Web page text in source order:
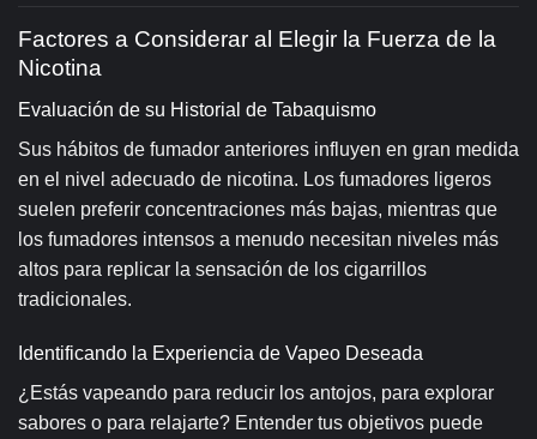
Factores a Considerar al Elegir la Fuerza de la
Nicotina
Evaluación de su Historial de Tabaquismo
Sus hábitos de fumador anteriores influyen en gran medida
en el nivel adecuado de nicotina. Los fumadores ligeros
suelen preferir concentraciones más bajas, mientras que
los fumadores intensos a menudo necesitan niveles más
altos para replicar la sensación de los cigarrillos
tradicionales.
Identificando la Experiencia de Vapeo Deseada
¿Estás vapeando para reducir los antojos, para explorar
sabores o para relajarte? Entender tus objetivos puede